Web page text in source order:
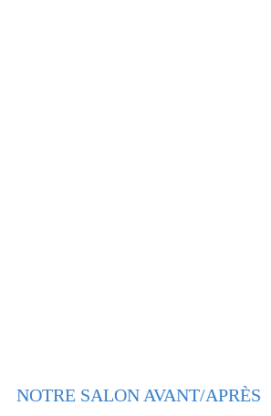
NOTRE SALON AVANT/APRÈS